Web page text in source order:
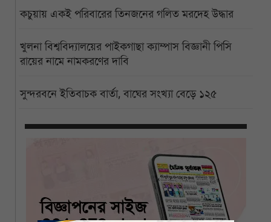
কচুয়ায় একই পরিবারের তিনজনের গলিত মরদেহ উদ্ধার
খুলনা বিশ্ববিদ্যালয়ের পাইকগাছা ক্যাম্পাস বিজ্ঞানী পিসি
রায়ের নামে নামকরণের দাবি
সুন্দরবনে ইতিবাচক বার্তা, বাঘের সংখ্যা বেড়ে ১২৫